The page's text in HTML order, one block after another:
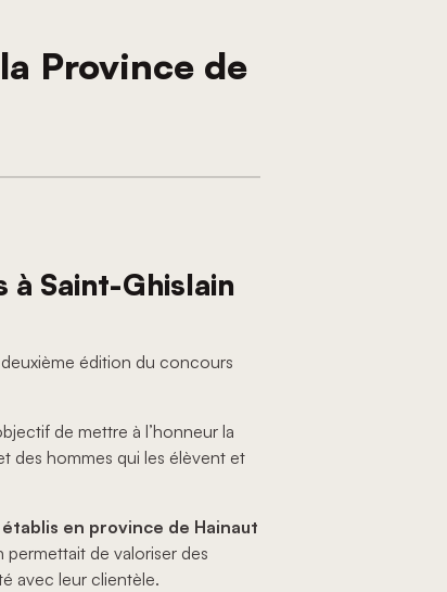
Province de
à Saint-Ghislain
édition du concours
de mettre à l’honneur la
des hommes qui les élèvent et
en province de Hainaut
de valoriser des
avec leur clientèle.